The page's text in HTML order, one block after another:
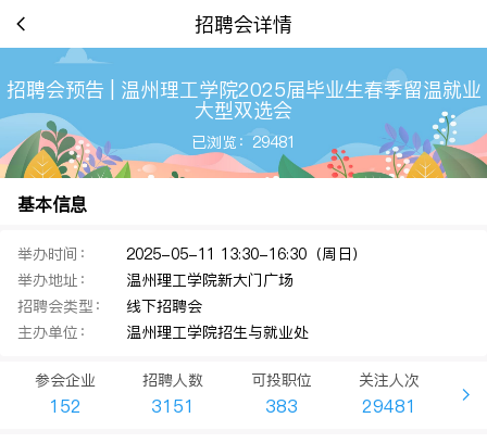
招聘会详情
招聘会预告 | 温州理工学院2025届毕业生春季留温就业
大型双选会
已浏览：29481
基本信息
举办时间：
2025-05-11 13:30-16:30（周日）
举办地址：
温州理工学院新大门广场
招聘会类型：
线下招聘会
主办单位：
温州理工学院招生与就业处
参会企业
152
招聘人数
3151
可投职位
383
关注人次
29481